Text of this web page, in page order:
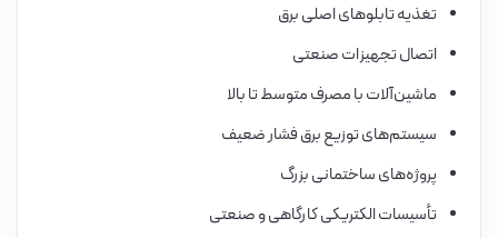
تغذیه تابلوهای اصلی برق
اتصال تجهیزات صنعتی
ماشین‌آلات با مصرف متوسط تا بالا
سیستم‌های توزیع برق فشار ضعیف
پروژه‌های ساختمانی بزرگ
تأسیسات الکتریکی کارگاهی و صنعتی